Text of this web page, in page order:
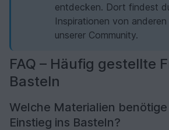
entdecken. Dort findest
Inspirationen von
unserer Community.
FAQ – Häufig gestellte
Basteln
Welche Materialien
Einstieg ins Basteln?